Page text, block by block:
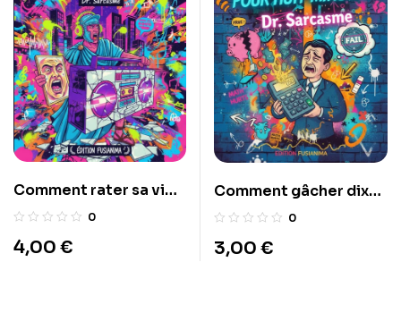
Comment rater sa vie
en musique
0
4,00 €
Comment gâcher dix
ans pour huit minutes
0
3,00 €